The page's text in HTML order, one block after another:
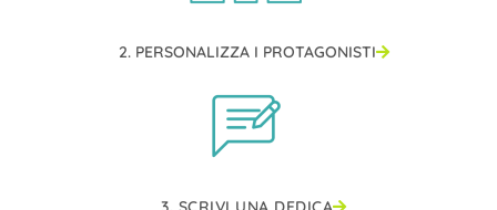
2. PERSONALIZZA I PROTAGONISTI